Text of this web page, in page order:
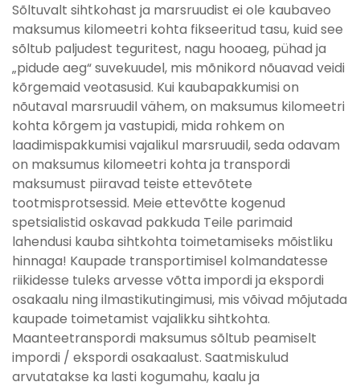
Sõltuvalt sihtkohast ja marsruudist ei ole kaubaveo
maksumus kilomeetri kohta fikseeritud tasu, kuid see
sõltub paljudest teguritest, nagu hooaeg, pühad ja
„pidude aeg“ suvekuudel, mis mõnikord nõuavad veidi
kõrgemaid veotasusid. Kui kaubapakkumisi on
nõutaval marsruudil vähem, on maksumus kilomeetri
kohta kõrgem ja vastupidi, mida rohkem on
laadimispakkumisi vajalikul marsruudil, seda odavam
on maksumus kilomeetri kohta ja transpordi
maksumust piiravad teiste ettevõtete
tootmisprotsessid. Meie ettevõtte kogenud
spetsialistid oskavad pakkuda Teile parimaid
lahendusi kauba sihtkohta toimetamiseks mõistliku
hinnaga! Kaupade transportimisel kolmandatesse
riikidesse tuleks arvesse võtta impordi ja ekspordi
osakaalu ning ilmastikutingimusi, mis võivad mõjutada
kaupade toimetamist vajalikku sihtkohta.
Maanteetranspordi maksumus sõltub peamiselt
impordi / ekspordi osakaalust. Saatmiskulud
arvutatakse ka lasti kogumahu, kaalu ja